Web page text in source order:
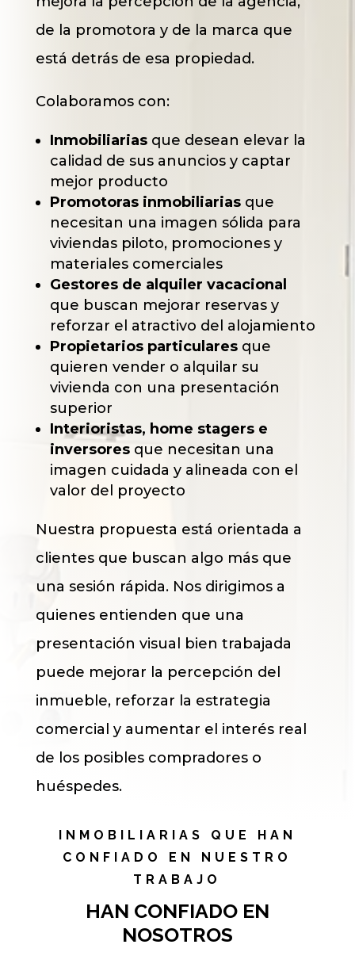
de la promotora y de la marca que
está detrás de esa propiedad.
Colaboramos con:
Inmobiliariasque desean elevar la
calidad de sus anuncios y captar
mejor producto
Promotoras inmobiliariasque
necesitan una imagen sólida para
viviendas piloto, promociones y
materiales comerciales
Gestores de alquiler vacacional
que buscan mejorar reservas y
reforzar el atractivo del alojamiento
Propietarios particularesque
quieren vender o alquilar su
vivienda con una presentación
superior
Interioristas, home stagers e
inversoresque necesitan una
imagen cuidada y alineada con el
valor del proyecto
Nuestra propuesta está orientada a
clientes que buscan algo más que
una sesión rápida. Nos dirigimos a
quienes entienden que una
presentación visual bien trabajada
puede mejorar la percepción del
inmueble, reforzar la estrategia
comercial y aumentar el interés real
de los posibles compradores o
huéspedes.
INMOBILIARIAS QUE HAN
CONFIADO EN NUESTRO
TRABAJO
HAN CONFIADO EN
NOSOTROS